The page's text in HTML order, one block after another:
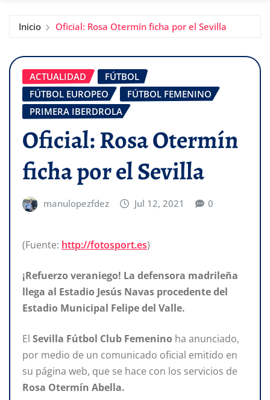
Inicio Oficial: Rosa Otermín ficha por el Sevilla
ACTUALIDAD
FÚTBOL
FÚTBOL EUROPEO
FÚTBOL FEMENINO
PRIMERA IBERDROLA
Oficial: Rosa Otermín
ficha por el Sevilla
manulopezfdez Jul 12, 2021 0
(Fuente: http://fotosport.es)
¡Refuerzo veraniego! La defensora madrileña
llega al Estadio Jesús Navas procedente del
Estadio Municipal Felipe del Valle.
El Sevilla Fútbol Club Femenino ha anunciado,
por medio de un comunicado oficial emitido en
su página web, que se hace con los servicios de
Rosa Otermín Abella.